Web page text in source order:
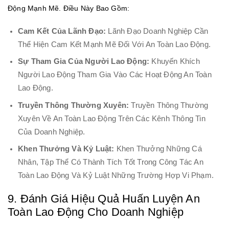
Động Mạnh Mẽ. Điều Này Bao Gồm:
Cam Kết Của Lãnh Đạo: Lãnh Đạo Doanh Nghiệp Cần
Thể Hiện Cam Kết Mạnh Mẽ Đối Với An Toàn Lao Động.
Sự Tham Gia Của Người Lao Động: Khuyến Khích
Người Lao Động Tham Gia Vào Các Hoạt Động An Toàn
Lao Động.
Truyền Thông Thường Xuyên: Truyền Thông Thường
Xuyên Về An Toàn Lao Động Trên Các Kênh Thông Tin
Của Doanh Nghiệp.
Khen Thưởng Và Kỷ Luật: Khen Thưởng Những Cá
Nhân, Tập Thể Có Thành Tích Tốt Trong Công Tác An
Toàn Lao Động Và Kỷ Luật Những Trường Hợp Vi Phạm.
9. Đánh Giá Hiệu Quả Huấn Luyện An
Toàn Lao Động Cho Doanh Nghiệp